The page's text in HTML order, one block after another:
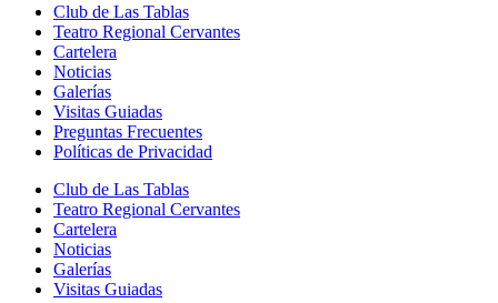
Club de Las Tablas
Teatro Regional Cervantes
Cartelera
Noticias
Galerías
Visitas Guiadas
Preguntas Frecuentes
Políticas de Privacidad
Club de Las Tablas
Teatro Regional Cervantes
Cartelera
Noticias
Galerías
Visitas Guiadas